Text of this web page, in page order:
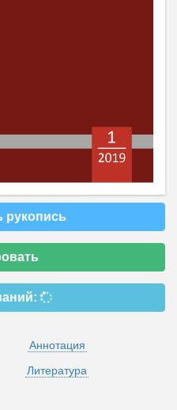
рукопись
Аннотация
Литература